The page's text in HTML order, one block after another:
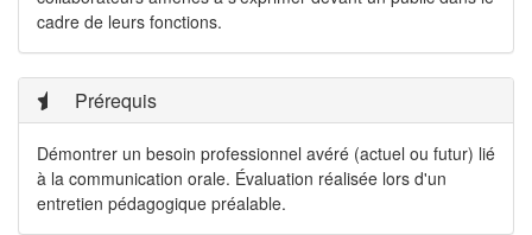
cadre de leurs fonctions.
Prérequis
Démontrer un besoin professionnel avéré (actuel ou futur) lié
à la communication orale. Évaluation réalisée lors d'un
entretien pédagogique préalable.